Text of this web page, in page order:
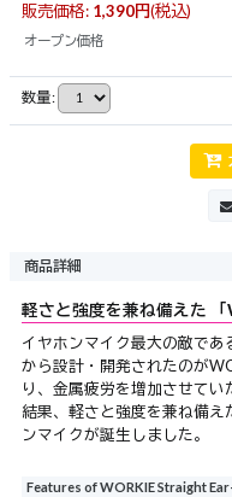
販売価格: 1,390円(税込)
オープン価格
数量:
商品詳細
軽さと強度を兼ね備えた 「
イヤホンマイク最大の敵で
から設計・開発されたのが
り、金属疲労を増加させて
結果、軽さと強度を兼ね備え
ンマイクが誕生しました。
Features of WORKIE Straight